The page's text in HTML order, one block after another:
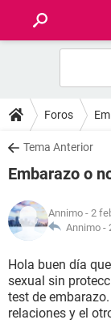
FOROS
SALUD
NUTRICIÓN
BIENESTAR
SEXUALIDAD
Foros
Tema Anterior
Embarazo o
Annimo - 2
Annimo -
Hola buen día
sexual sin
test de
relaciones y el